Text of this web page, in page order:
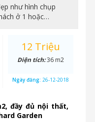
như hình chụp
ở 1 hoặc…
đầy đủ nội thất,
Garden
12 Triệu
Diện tích:36 m2
Ngày đăng: 26-12-2018